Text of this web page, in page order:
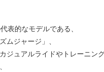
表的なモデルである、
ムジャージ」、
ジュアルライドやトレーニン